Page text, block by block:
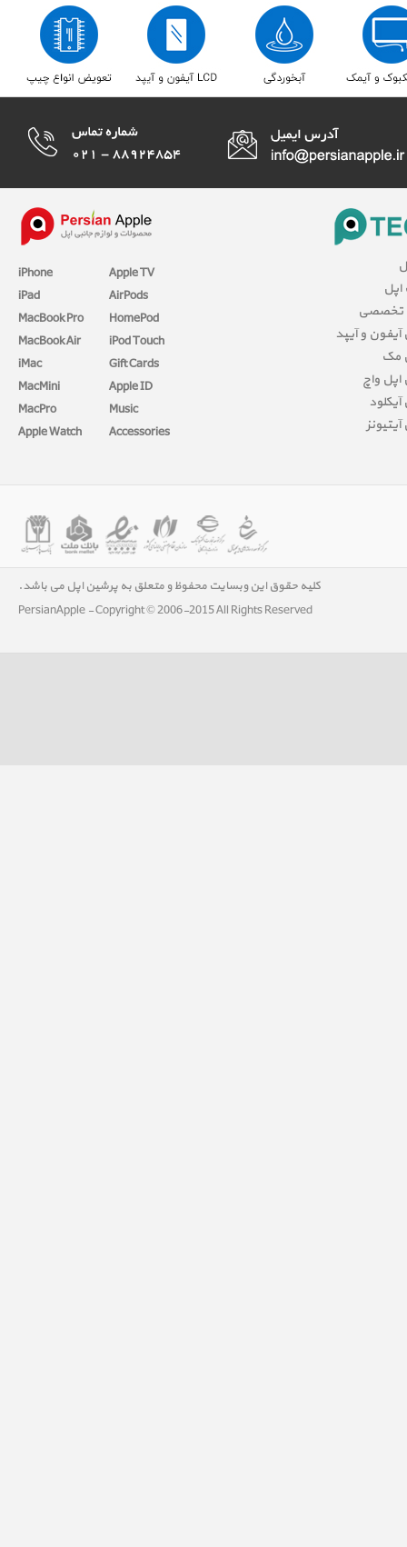
iPhone
iPad
MacBook Pro
MacBook Air
iMac
MacMini
MacPro
Apple Watch
Apple TV
AirPods
HomePod
iPod Touch
Gift Cards
Apple ID
Music
Accessories
اپل
تخصصی
و آیپد
مک
واچ
کلیه حقوق این وبسایت محفوظ و متعلق به پرشین اپل می باشد.
PersianApple - Copyright © 2006-2015 All Rights Reserved